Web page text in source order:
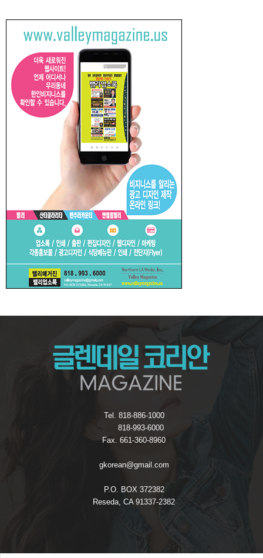
Tel. 818-886-1000
818-993-6000
Fax. 661-360-8960
gkorean@gmail.com
P.O. BOX 372382
Reseda, CA 91337-2382